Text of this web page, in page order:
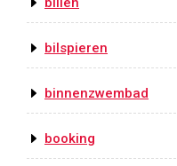
bilspieren
binnenzwembad
booking